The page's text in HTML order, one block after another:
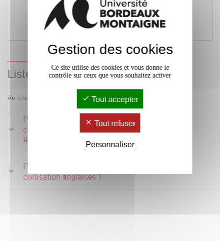
281 Identifier et analyser la
production orale du locuteur
natif, du point de vue
phonologique et phonétique
Liste des enseignements
Au choix : 1 parmi 2
Parcours : Langue et
civilisation anglaises 1 -
Remédiation
Parcours - Langue et
civilisation anglaises 1
Gestion des cookies
Ce site utilise des cookies et vous donne le
contrôle sur ceux que vous souhaitez activer
Tout accepter
Tout refuser
Personnaliser